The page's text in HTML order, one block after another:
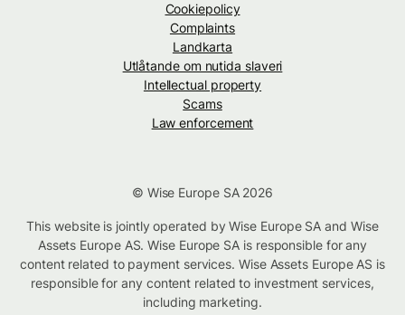
Cookiepolicy
Complaints
Landkarta
Utlåtande om nutida slaveri
Intellectual property
Scams
Law enforcement
© Wise Europe SA 2026
This website is jointly operated by Wise Europe SA and Wise
Assets Europe AS. Wise Europe SA is responsible for any
content related to payment services. Wise Assets Europe AS is
responsible for any content related to investment services,
including marketing.